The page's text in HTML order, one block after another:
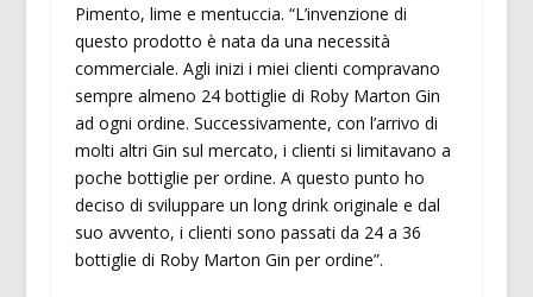
Pimento, lime e mentuccia. “L’invenzione di
questo prodotto è nata da una necessità
commerciale. Agli inizi i miei clienti compravano
sempre almeno 24 bottiglie di Roby Marton Gin
ad ogni ordine. Successivamente, con l’arrivo di
molti altri Gin sul mercato, i clienti si limitavano a
poche bottiglie per ordine. A questo punto ho
deciso di sviluppare un long drink originale e dal
suo avvento, i clienti sono passati da 24 a 36
bottiglie di Roby Marton Gin per ordine”.